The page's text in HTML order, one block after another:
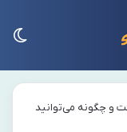
و چگونه می‌توانید